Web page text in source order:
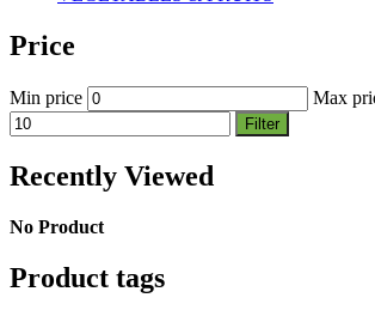
Price
Min price Max
Filter
Recently Viewed
No Product
Product tags